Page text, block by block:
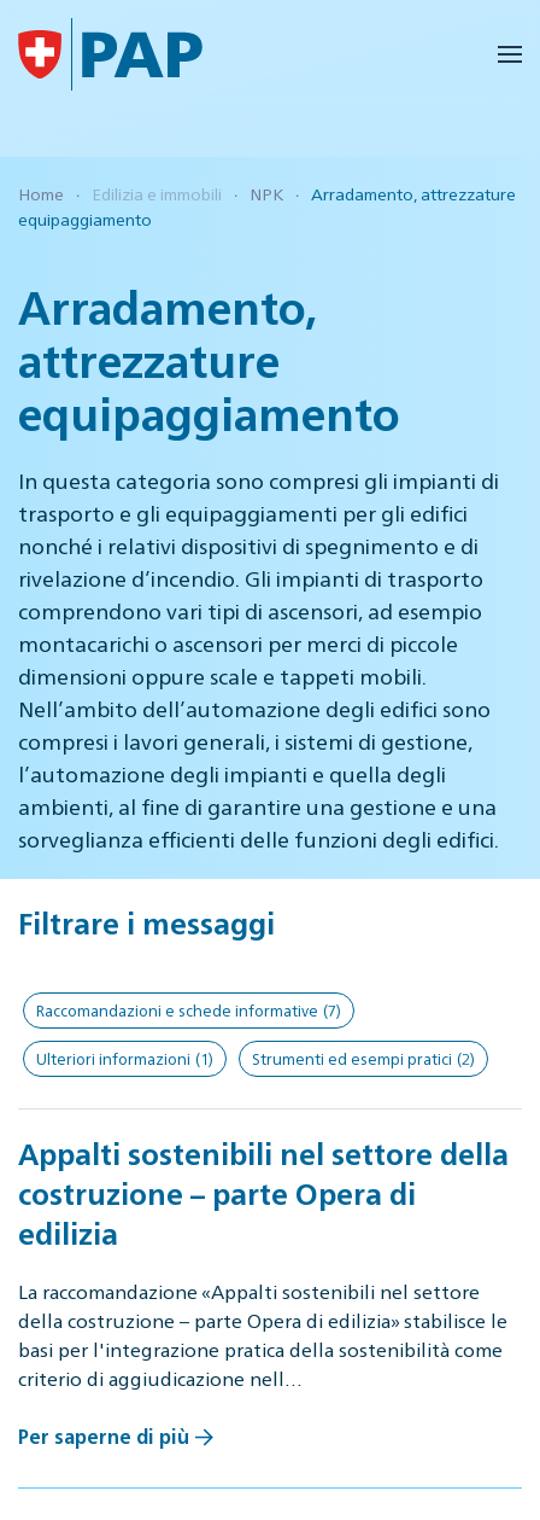
Skip to main content
Home Edilizia e immobili NPK
Arradamento, attrezzature
equipaggiamento
Arradamento,
attrezzature
equipaggiamento
In questa categoria sono compresi gli impianti di
trasporto e gli equipaggiamenti per gli edifici
nonché i relativi dispositivi di spegnimento e di
rivelazione d’incendio. Gli impianti di trasporto
comprendono vari tipi di ascensori, ad esempio
montacarichi o ascensori per merci di piccole
dimensioni oppure scale e tappeti mobili.
Nell’ambito dell’automazione degli edifici sono
compresi i lavori generali, i sistemi di gestione,
l’automazione degli impianti e quella degli
ambienti, al fine di garantire una gestione e una
sorveglianza efficienti delle funzioni degli edifici.
Filtrare i messaggi
Raccomandazioni e schede informative (7)
Ulteriori informazioni (1) Strumenti ed esempi pratici (2)
Appalti sostenibili nel settore della
costruzione – parte Opera di
edilizia
La raccomandazione «Appalti sostenibili nel settore
della costruzione – parte Opera di edilizia» stabilisce le
basi per l'integrazione pratica della sostenibilità come
criterio di aggiudicazione nell…
Per saperne di più